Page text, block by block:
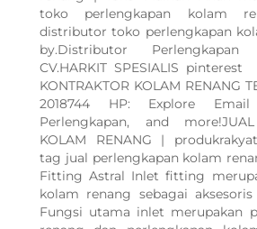
toko perlengkapan kolam
distributor toko perlengkapan
by.Distributor
CV.HARKIT SPESIALIS pinterest
KONTRAKTOR KOLAM RENANG
2018744 HP: Explore
Perlengkapan, and more!JUAL
KOLAM RENANG |
tag jual perlengkapan kolam
Fitting Astral Inlet fitting
kolam renang sebagai
Fungsi utama inlet merupakan